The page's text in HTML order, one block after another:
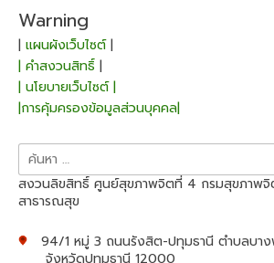
Warning
| แผนผังเว็บไซต์|
| คำสงวนสิทธิ์ |
| นโยบายเว็บไซต์ |
|การคุ้มครองข้อมูลส่วนบุคคล|
ค้นหา
สำหรับ:
สงวนลิขสิทธิ์ ศูนย์สุขภาพจิตที่ 4 กรมสุขภาพจิ
สาธารณสุข
94/1 หมู่ 3 ถนนรังสิต-ปทุมธานี ตำบลบาง